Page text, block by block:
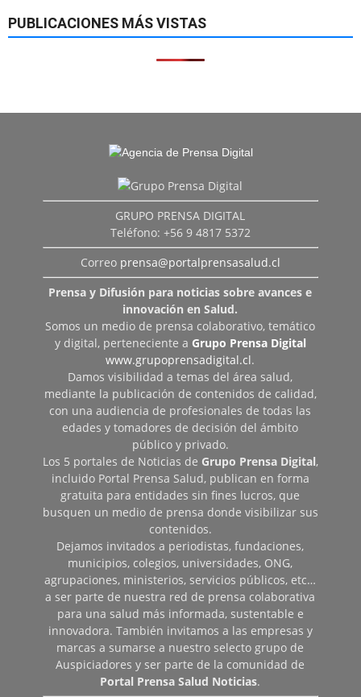
PUBLICACIONES MÁS VISTAS
GRUPO PRENSA DIGITAL
Teléfono: +56 9 4817 5372
Correo prensa@portalprensasalud.cl
Prensa y Difusión para noticias sobre avances e
innovación en Salud.
Somos un medio de prensa colaborativo, temático
y digital, perteneciente a Grupo Prensa Digital
www.grupoprensadigital.cl.
Damos visibilidad a temas del área salud,
mediante la publicación de contenidos de calidad,
con una audiencia de profesionales de todas las
edades y tomadores de decisión del ámbito
público y privado.
Los 5 portales de Noticias de Grupo Prensa Digital,
incluido Portal Prensa Salud, publican en forma
gratuita para entidades sin fines lucros, que
busquen un medio de prensa donde visibilizar sus
contenidos.
Dejamos invitados a periodistas, fundaciones,
municipios, colegios, universidades, ONG,
agrupaciones, ministerios, servicios públicos, etc…
a ser parte de nuestra red de prensa colaborativa
para una salud más informada, sustentable e
innovadora. También invitamos a las empresas y
marcas a sumarse a nuestro selecto grupo de
Auspiciadores y ser parte de la comunidad de
Portal Prensa Salud Noticias.